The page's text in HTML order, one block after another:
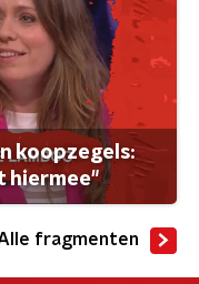
koopzegels:
hiermee"
fragmenten